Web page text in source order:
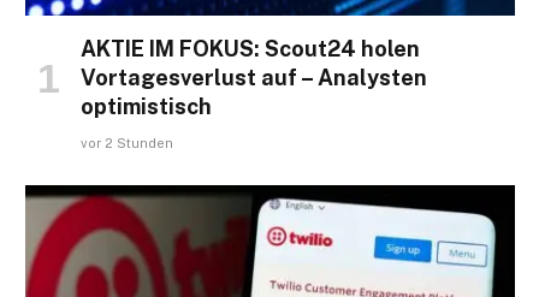
AKTIE IM FOKUS: Scout24 holen
Vortagesverlust auf – Analysten
optimistisch
vor 2 Stunden